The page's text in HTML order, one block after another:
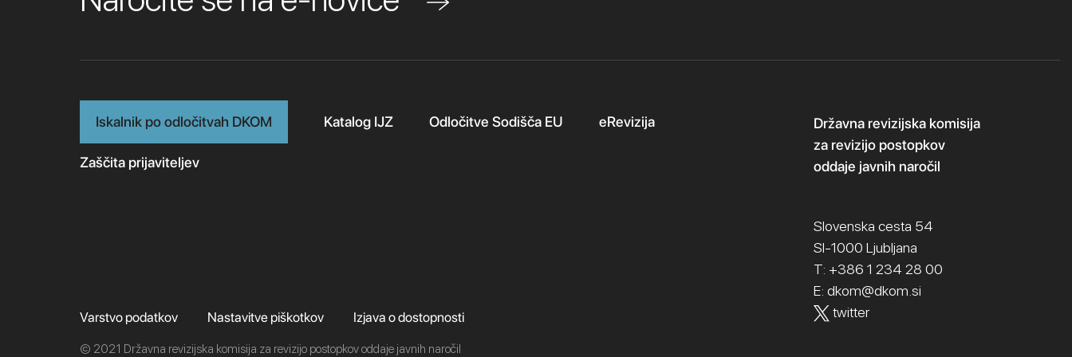
Iskalnik po odločitvah DKOM Katalog IJZ Odločitve Sodišča EU eRevizija
Zaščita prijaviteljev
Državna revizijska komisija
za revizijo postopkov
oddaje javnih naročil
Slovenska cesta 54
SI-1000 Ljubljana
T: +386 1 234 28 00
E: dkom@dkom.si
twitter
Varstvo podatkov Nastavitve piškotkov Izjava o dostopnosti
© 2021 Državna revizijska komisija za revizijo postopkov oddaje javnih naročil